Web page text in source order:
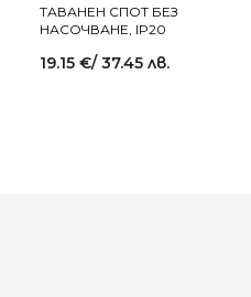
ТАВАНЕН СПОТ БЕЗ
НАСОЧВАНЕ, IP20
19.15 €/ 37.45 лв.